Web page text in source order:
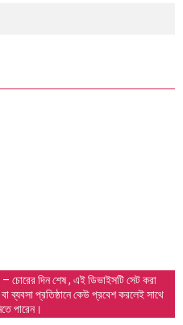
দিন শেষ , এই ডিভাইসটি সেট করা
ব্যবসা প্রতিষ্ঠানে কেউ প্রবেশ করলেই সাথে
পারেন।